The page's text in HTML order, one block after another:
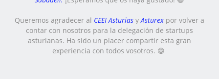
Queremos agradecer al CEEI Asturias yAsturex por volver a
contar con nosotros para la delegación de startups
asturianas. Ha sido un placer compartir esta gran
experiencia con todos vosotros. 😄